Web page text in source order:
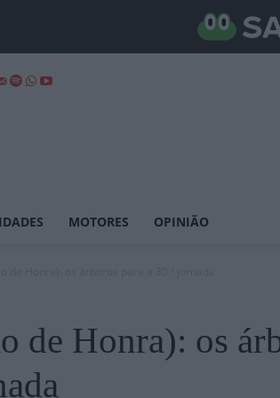
MOTORES OPINIÃO
de Honra): os